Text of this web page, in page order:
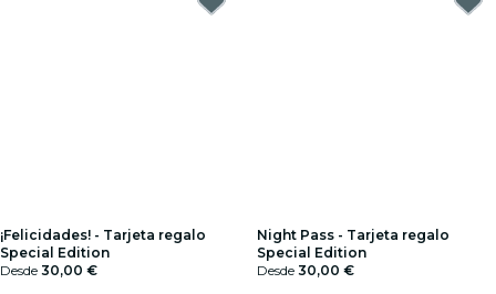
¡Felicidades! - Tarjeta regalo
Special Edition
Desde 30,00 €
Night Pass - Tarjeta regalo
Special Edition
Desde 30,00 €